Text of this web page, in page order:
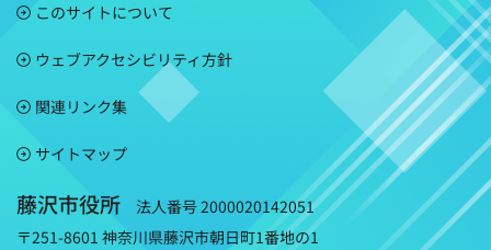
このサイトについて
ウェブアクセシビリティ方針
関連リンク集
サイトマップ
藤沢市役所
法人番号 2000020142051
〒251-8601 神奈川県藤沢市朝日町1番地の1